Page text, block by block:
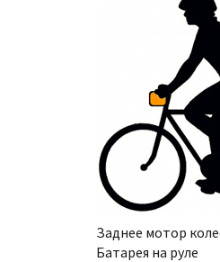
Заднее мотор
Батарея на руле